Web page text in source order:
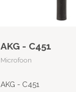
AKG - C451
Microfoon
AKG - C451